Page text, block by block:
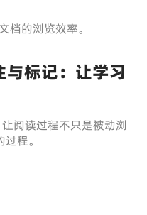
档的浏览效率。
标记：让学习
阅读过程不只是被动浏
程。